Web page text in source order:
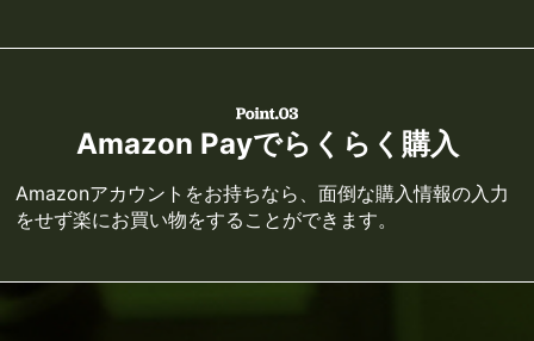
Amazon Payでらくらく購入
Amazonアカウントをお持ちなら、面倒な購入情報の入力
をせず楽にお買い物をすることができます。